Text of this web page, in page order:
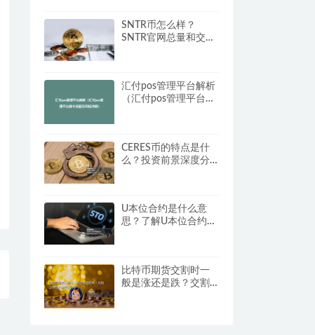
SNTR币怎么样？
SNTR官网总量和交易
汇付pos管理平台解析
（汇付pos管理平台刷
CERES币的特点是什
么？投资前景深度分
U本位合约是什么意
思？了解U本位合约的
比特币期货交割时一
般是涨还是跌？交割